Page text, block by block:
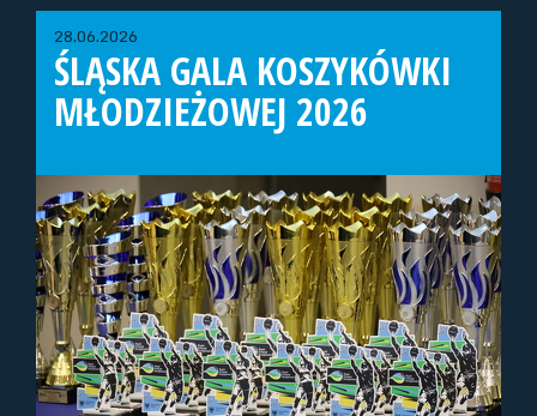
28.06.2026
ŚLĄSKA GALA KOSZYKÓWKI
MŁODZIEŻOWEJ 2026